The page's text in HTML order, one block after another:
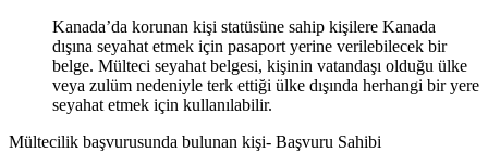
Kanada’da korunan kişi statüsüne sahip kişilere Kanada
dışına seyahat etmek için pasaport yerine verilebilecek bir
belge. Mülteci seyahat belgesi, kişinin vatandaşı olduğu ülke
veya zulüm nedeniyle terk ettiği ülke dışında herhangi bir yere
seyahat etmek için kullanılabilir.
Mültecilik başvurusunda bulunan kişi- Başvuru Sahibi